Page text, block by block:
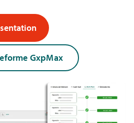
GxpMax